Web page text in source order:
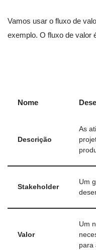
Vamos usar o fluxo de
exemplo. O fluxo de valor
Nome
Descrição
As
Stakeholder
Um
Valor
Um
para